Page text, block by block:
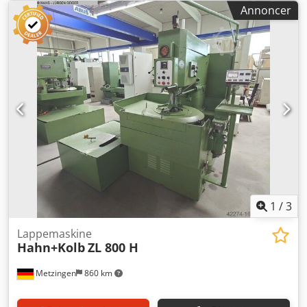
venligst. T I L B U D Vi tilbyder Dem gerne, ab lager og med
forbehold for mellemsalg og fejl i tekniske data: HAHN &
KOLB dobbelt-sidet lappe- og finslibemaskine Model ZL
800 H År ca. 1974 240 024 _____ Lappe-/slibeskive Ø, mulige
755 - 810 mm Ringbredde, mulige 200 - 265 mm Aktuelt
monteret skive Ø / ringbredde 790 / 245 mm Maks. Ø af
emnetransportskive ca. 306 mm Maks. afstand mellem
støbejernsskiver 125 mm Maks. afstand mellem
finslibeskiver 83/78 mm Maks. afstand mellem
adapterflanger 260 mm Øvre lappeskivehastigheder: 30,
42, 60 og 84 omdr./min Nedre lappeskivehastigheder: 30,
42, 60 og 84 omdr./min Emnetransportskive centerdrev: 28,
40, 56 og 80 omdr./min Spindeldrev, hver 6 / 8 kW Samlet
elforbrug ...
Annoncer
1 /3
Metzingen 860 km
Lappemaskine
Hahn+KolbZL 800 H